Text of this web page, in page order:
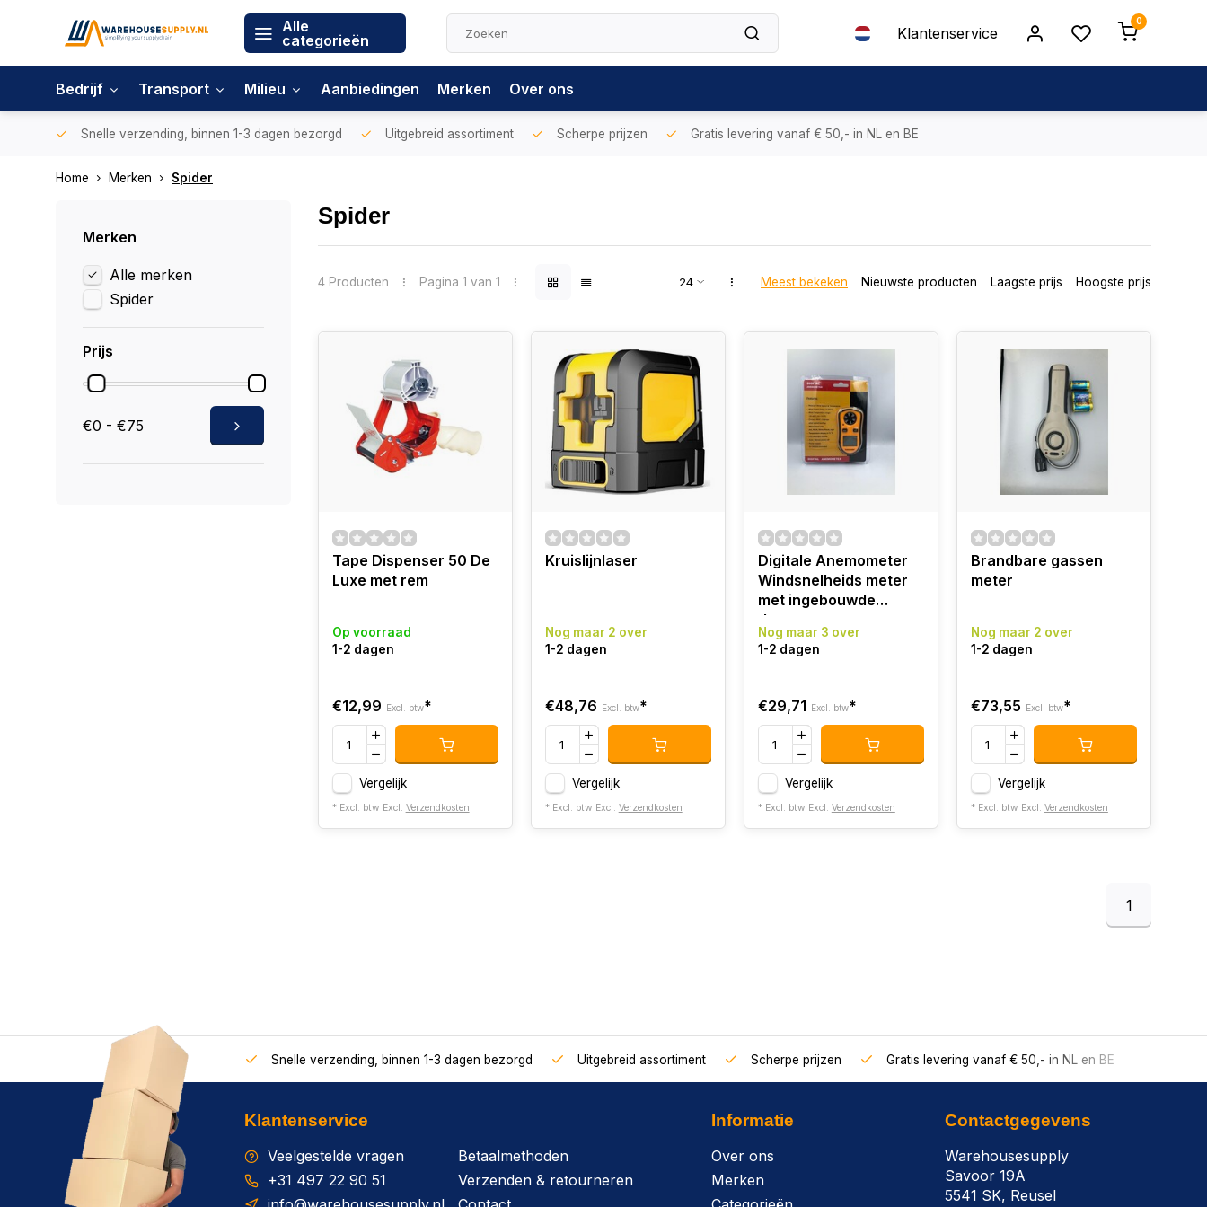
Alle
categorieën
Klantenservice
0
Bedrijf Transport Milieu Aanbiedingen Merken Over ons
Snelle verzending, binnen 1-3 dagen bezorgd Uitgebreid assortiment Scherpe prijzen Gratis levering vanaf € 50,- in NL en BE
Home Merken Spider
Merken
Alle merken
Spider
Prijs
€0 - €75
Spider
4 Producten Pagina 1 van 1 Meest bekeken Nieuwste producten Laagste prijs Hoogste prijs
Tape Dispenser 50 De
Luxe met rem
Op voorraad
1-2 dagen
€12,99 Excl. btw*
Vergelijk
* Excl. btw Excl. Verzendkosten
Kruislijnlaser
Nog maar 2 over
1-2 dagen
€48,76 Excl. btw*
Vergelijk
* Excl. btw Excl. Verzendkosten
Digitale Anemometer
Windsnelheids meter
met ingebouwde
thermometer
Nog maar 3 over
1-2 dagen
€29,71 Excl. btw*
Vergelijk
* Excl. btw Excl. Verzendkosten
Brandbare gassen
meter
Nog maar 2 over
1-2 dagen
€73,55 Excl. btw*
Vergelijk
* Excl. btw Excl. Verzendkosten
1
Snelle verzending, binnen 1-3 dagen bezorgd Uitgebreid assortiment Scherpe prijzen Gratis levering vanaf € 50,- in NL en BE
Klantenservice
Veelgestelde vragen
+31 497 22 90 51
Betaalmethoden
Verzenden & retourneren
Informatie
Over ons
Merken
Contactgegevens
Warehousesupply
Savoor 19A
5541 SK, Reusel